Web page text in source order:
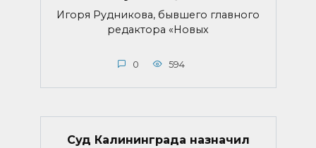
Игоря Рудникова, бывшего главного
редактора «Новых
0 594
Суд Калининграда назначил